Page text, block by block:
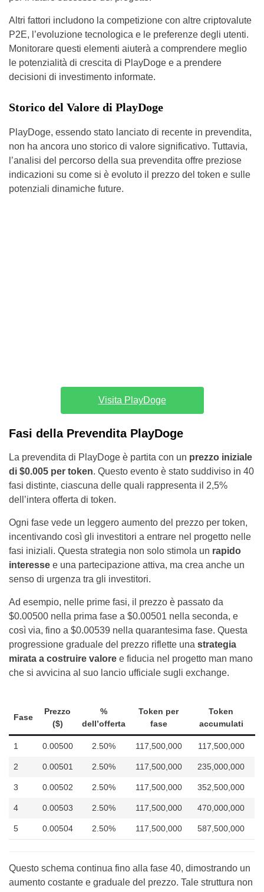
Altri fattori includono la competizione con altre criptovalute
P2E, l’evoluzione tecnologica e le preferenze degli utenti.
Monitorare questi elementi aiuterà a comprendere meglio
le potenzialità di crescita di PlayDoge e a prendere
decisioni di investimento informate.
Storico del Valore di PlayDoge
PlayDoge, essendo stato lanciato di recente in prevendita,
non ha ancora uno storico di valore significativo. Tuttavia,
l’analisi del percorso della sua prevendita offre preziose
indicazioni su come si è evoluto il prezzo del token e sulle
potenziali dinamiche future.
Visita PlayDoge
Fasi della Prevendita PlayDoge
La prevendita di PlayDoge è partita con un prezzo iniziale
di $0.005 per token. Questo evento è stato suddiviso in 40
fasi distinte, ciascuna delle quali rappresenta il 2,5%
dell’intera offerta di token.
Ogni fase vede un leggero aumento del prezzo per token,
incentivando così gli investitori a entrare nel progetto nelle
fasi iniziali. Questa strategia non solo stimola un rapido
interesse e una partecipazione attiva, ma crea anche un
senso di urgenza tra gli investitori.
Ad esempio, nelle prime fasi, il prezzo è passato da
$0.00500 nella prima fase a $0.00501 nella seconda, e
così via, fino a $0.00539 nella quarantesima fase. Questa
progressione graduale del prezzo riflette una strategia
mirata a costruire valore e fiducia nel progetto man mano
che si avvicina al suo lancio ufficiale sugli exchange.
Fase
Prezzo
($)
%
dell’offerta
Token per
fase
Token
accumulati
1 0.00500 2.50% 117,500,000 117,500,000
2 0.00501 2.50% 117,500,000 235,000,000
3 0.00502 2.50% 117,500,000 352,500,000
4 0.00503 2.50% 117,500,000 470,000,000
5 0.00504 2.50% 117,500,000 587,500,000
Questo schema continua fino alla fase 40, dimostrando un
aumento costante e graduale del prezzo. Tale struttura non